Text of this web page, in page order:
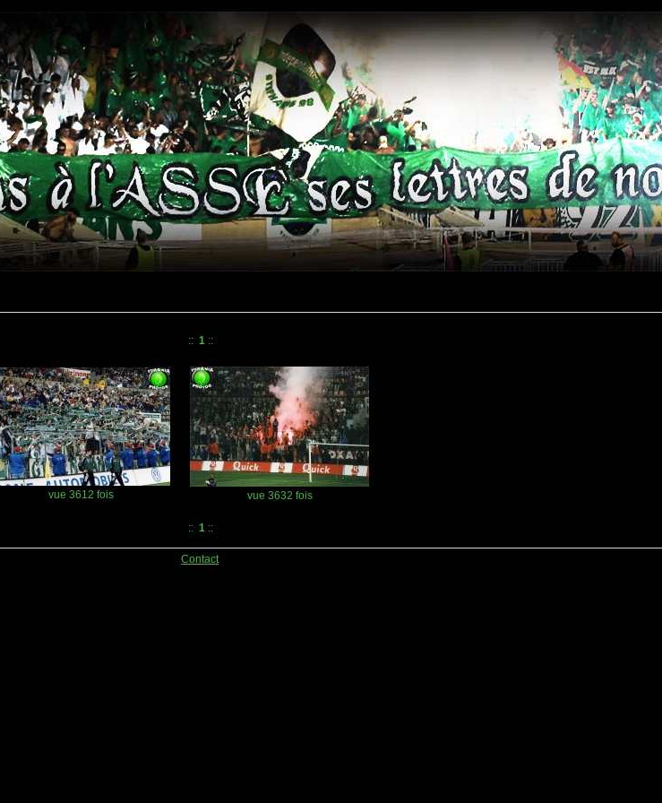
:: 1::
vue 3612 fois vue 3632 fois
:: 1::
Contact